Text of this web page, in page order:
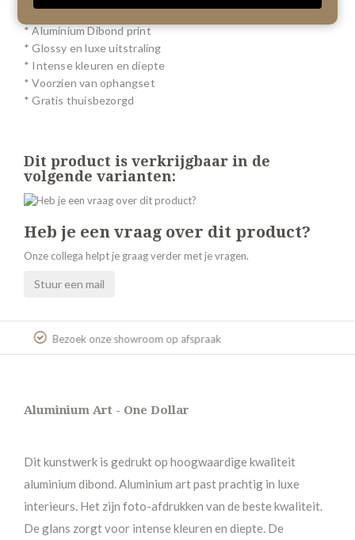
* Aluminium Dibond print
* Glossy en luxe uitstraling
* Intense kleuren en diepte
* Voorzien van ophangset
* Gratis thuisbezorgd
Dit product is verkrijgbaar in de
volgende varianten:
Heb je een vraag over dit product?
Onze collega helpt je graag verder met je vragen.
Stuur een mail
Gratis verzending
Aluminium Art - One Dollar
Dit kunstwerk is gedrukt op hoogwaardige kwaliteit
aluminium dibond. Aluminium art past prachtig in luxe
interieurs. Het zijn foto-afdrukken van de beste kwaliteit.
De glans zorgt voor intense kleuren en diepte. De